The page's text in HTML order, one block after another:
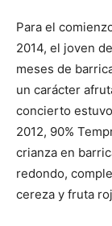
Para el
2014, el joven
meses de
un carácter
concierto
2012, 90%
crianza en
redondo,
cereza y fruta